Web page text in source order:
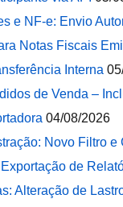
e NF-e: Envio
Notas Fiscais
Interna
de Venda –
04/08/2026
Novo Filtro e
de
Alteração de